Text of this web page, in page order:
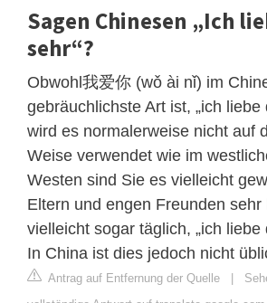
Sagen Chinesen „Ich
sehr“?
Obwohl我爱你 (wǒ ài nǐ) im
gebräuchlichste Art ist, „ich liebe
wird es normalerweise nicht auf
Weise verwendet wie im
Westen sind Sie es vielleicht
Eltern und engen Freunden sehr
vielleicht sogar täglich, „ich liebe
In China ist dies jedoch nicht
Antrag auf Entfernung der Quelle |